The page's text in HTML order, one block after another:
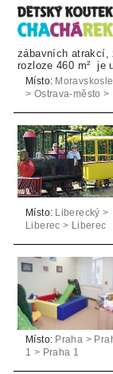
zábavních atrakcí,
rozloze 460 m² je
Místo:
> Ostrava-město >
Místo:
Liberecký >
Liberec > Liberec
Místo: Praha >
1 > Praha 1